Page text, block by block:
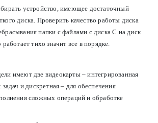
устройство, имеющее достаточный
диска. Проверить качество работы диска
папки с файлами с диска С на диск
тихо значит все в порядке.
имеют две видеокарты – интегрированная
и дискретная – для обеспечения
сложных операций и обработке